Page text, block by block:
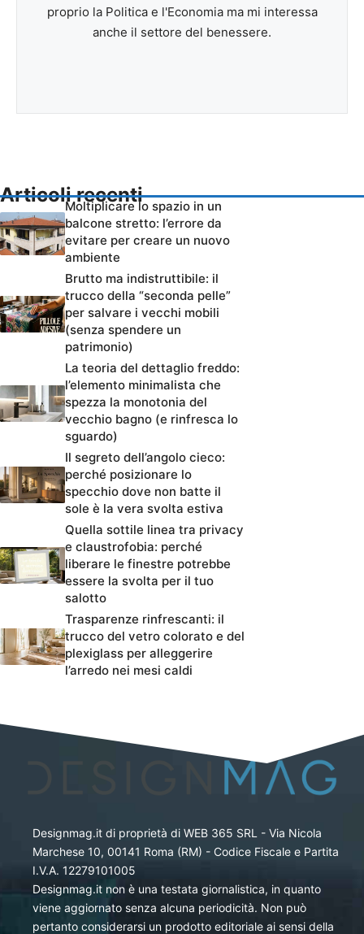
proprio la Politica e l'Economia ma mi interessa
anche il settore del benessere.
Articoli recenti
Moltiplicare lo spazio in un
balcone stretto: l’errore da
evitare per creare un nuovo
ambiente
Brutto ma indistruttibile: il
trucco della “seconda pelle”
per salvare i vecchi mobili
(senza spendere un
patrimonio)
La teoria del dettaglio freddo:
l’elemento minimalista che
spezza la monotonia del
vecchio bagno (e rinfresca lo
sguardo)
Il segreto dell’angolo cieco:
perché posizionare lo
specchio dove non batte il
sole è la vera svolta estiva
Quella sottile linea tra privacy
e claustrofobia: perché
liberare le finestre potrebbe
essere la svolta per il tuo
salotto
Trasparenze rinfrescanti: il
trucco del vetro colorato e del
plexiglass per alleggerire
l’arredo nei mesi caldi
Designmag.it di proprietà di WEB 365 SRL - Via Nicola
Marchese 10, 00141 Roma (RM) - Codice Fiscale e Partita
I.V.A. 12279101005
Designmag.it non è una testata giornalistica, in quanto
viene aggiornato senza alcuna periodicità. Non può
pertanto considerarsi un prodotto editoriale ai sensi della